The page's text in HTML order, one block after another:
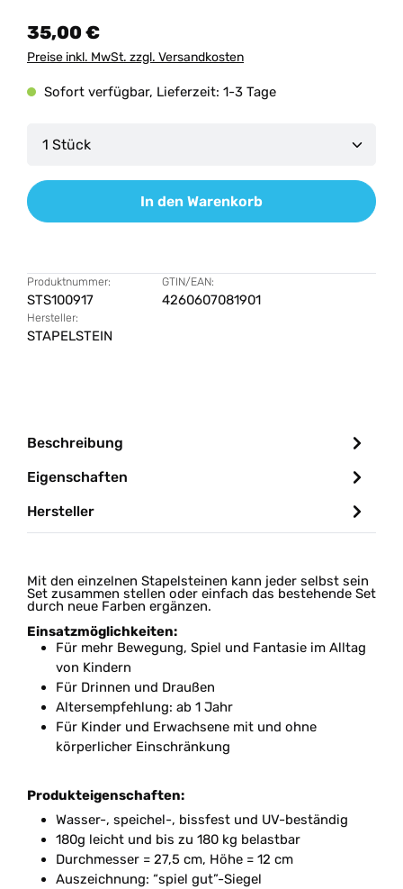
35,00 €
Preise inkl. MwSt. zzgl. Versandkosten
Sofort verfügbar, Lieferzeit: 1-3 Tage
Produkt Anzahl: Gib den gewünschten Wert
In den Warenkorb
Produktnummer:
STS100917
GTIN/EAN:
4260607081901
Hersteller:
STAPELSTEIN
Beschreibung
Eigenschaften
Hersteller
Mit den einzelnen Stapelsteinen kann jeder selbst sein
Set zusammen stellen oder einfach das bestehende Set
durch neue Farben ergänzen.
Einsatzmöglichkeiten:
Für mehr Bewegung, Spiel und Fantasie im Alltag
von Kindern
Für Drinnen und Draußen
Altersempfehlung: ab 1 Jahr
Für Kinder und Erwachsene mit und ohne
körperlicher Einschränkung
Produkteigenschaften:
Wasser-, speichel-, bissfest und UV-beständig
180g leicht und bis zu 180 kg belastbar
Durchmesser = 27,5 cm, Höhe = 12 cm
Auszeichnung: “spiel gut”-Siegel